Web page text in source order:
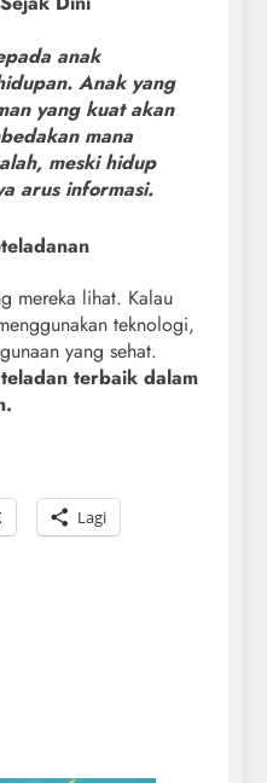
anak
Anak yang
yang kuat akan
mana
meski hidup
arus informasi.
mereka lihat. Kalau
teknologi,
yang sehat.
terbaik dalam
Lagi